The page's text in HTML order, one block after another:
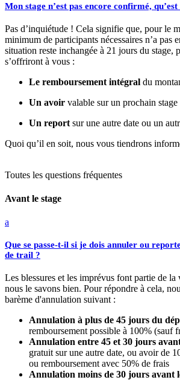
Mon stage n’est pas encore confirmé,
Pas d’inquiétude ! Cela signifie que, pour le
minimum de participants nécessaires n’a pas
situation reste inchangée à 21 jours du stage,
s’offriront à vous :
Le remboursement intégral du
Un avoir valable sur un prochain stage
Un report sur une autre date ou un
Quoi qu’il en soit, nous vous tiendrons
Toutes les questions fréquentes
Avant le stage
a
Que se passe-t-il si je dois annuler ou
de trail ?
Les blessures et les imprévus font partie de la
nous le savons bien. Pour répondre à cela,
barème d'annulation suivant :
Annulation à plus de 45 jours du
remboursement possible à 100% (sauf
Annulation entre 45 et 30 jours
gratuit sur une autre date, ou avoir de
ou remboursement avec 50% de frais
Annulation moins de 30 jours avant